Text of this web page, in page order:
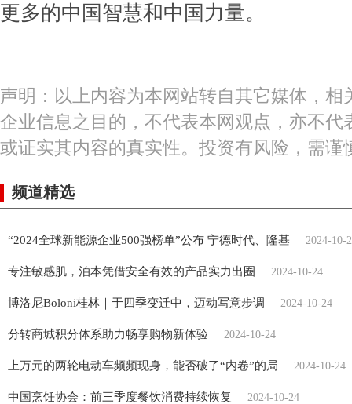
更多的中国智慧和中国力量。
声明：以上内容为本网站转自其它媒体，相
企业信息之目的，不代表本网观点，亦不代
或证实其内容的真实性。投资有风险，需谨
频道精选
“2024全球新能源企业500强榜单”公布 宁德时代、隆基 2024-10-
专注敏感肌，泊本凭借安全有效的产品实力出圈 2024-10-24
博洛尼Boloni桂林｜于四季变迁中，迈动写意步调 2024-10-24
分转商城积分体系助力畅享购物新体验 2024-10-24
上万元的两轮电动车频频现身，能否破了“内卷”的局 2024-10-24
中国烹饪协会：前三季度餐饮消费持续恢复 2024-10-24